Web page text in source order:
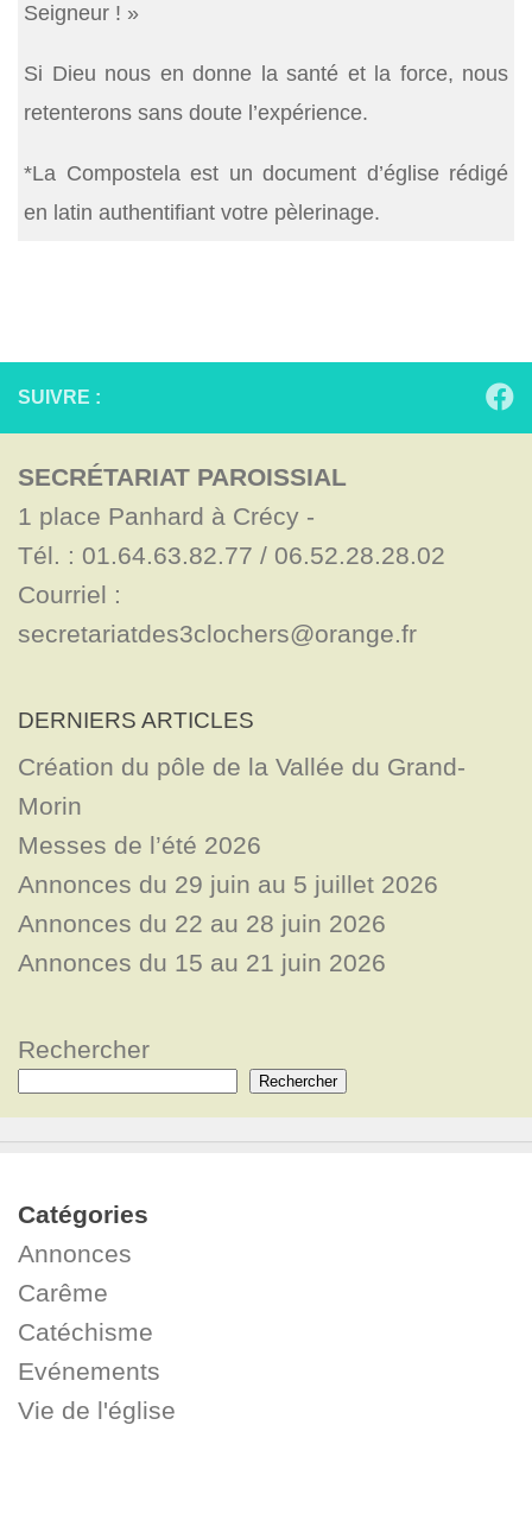
Seigneur ! »
Si Dieu nous en donne la santé et la force, nous
retenterons sans doute l’expérience.
*La Compostela est un document d’église rédigé
en latin authentifiant votre pèlerinage.
SUIVRE :
SECRÉTARIAT PAROISSIAL
1 place Panhard à Crécy -
Tél. : 01.64.63.82.77 / 06.52.28.28.02
Courriel :
secretariatdes3clochers@orange.fr
DERNIERS ARTICLES
Création du pôle de la Vallée du Grand-
Morin
Messes de l’été 2026
Annonces du 29 juin au 5 juillet 2026
Annonces du 22 au 28 juin 2026
Annonces du 15 au 21 juin 2026
Rechercher
Rechercher
Catégories
Annonces
Carême
Catéchisme
Evénements
Vie de l'église